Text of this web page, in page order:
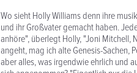
Wo sieht Holly Williams denn ihre
und ihr Großvater gemacht haben.
anhöre", überlegt Holly, "Joni Mitchell,
angeht, mag ich alte Genesis-Sachen,
aber alles, was irgendwie ehrlich und